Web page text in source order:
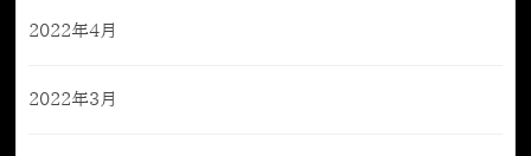
2022年4月
2022年3月